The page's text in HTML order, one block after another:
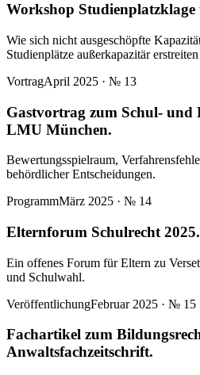
Workshop Studienplatzklage
Wie sich nicht ausgeschöpfte
Studienplätze außerkapazitär erstreiten
VortragApril 2025 · № 13
Gastvortrag zum Schul- und
LMU München.
Bewertungsspielraum,
behördlicher Entscheidungen.
ProgrammMärz 2025 · № 14
Elternforum Schulrecht 2025.
Ein offenes Forum für Eltern zu
und Schulwahl.
VeröffentlichungFebruar 2025 · № 15
Fachartikel zum
Anwaltsfachzeitschrift.